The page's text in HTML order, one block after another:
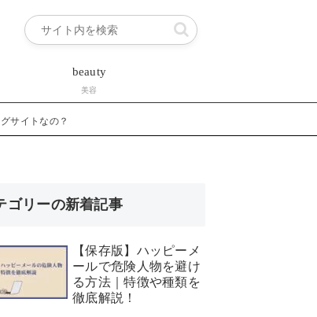
beauty
美容
サイトなの？
ゴリーの新着記事
【保存版】ハッピーメ
ールで危険人物を避け
る方法｜特徴や種類を
徹底解説！